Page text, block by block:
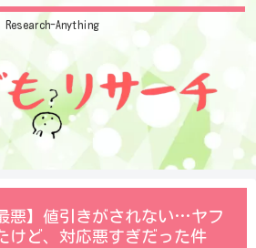
Research-Anything
最悪】値引きがされない…ヤフ
けど、対応悪すぎだった件